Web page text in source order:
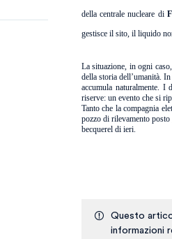
della centrale nucleare di
gestisce il sito, il liquido
La situazione, in ogni
della storia dell’umanità.
accumula naturalmente.
riserve: un evento che si
Tanto che la compagnia
pozzo di rilevamento
becquerel di ieri.
Questo
informazioni